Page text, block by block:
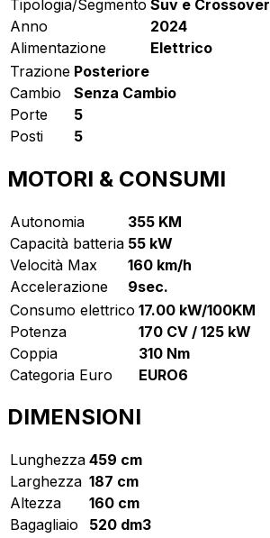
Tipologia/Segmento Suv e Crossover
Anno
2024
Alimentazione
Elettrico
Trazione Posteriore
Cambio
Senza Cambio
Porte
5
Posti
5
MOTORI & CONSUMI
Autonomia
355 KM
Capacità batteria 55 kW
Velocità Max
160 km/h
Accelerazione
9sec.
Consumo elettrico 17.00 kW/100KM
Potenza
170 CV / 125 kW
Coppia
310 Nm
Categoria Euro
EURO6
DIMENSIONI
Lunghezza 459 cm
Larghezza 187 cm
Altezza
160 cm
Bagagliaio
520 dm3